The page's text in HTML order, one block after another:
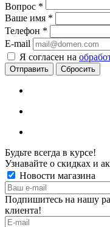
Вопрос *
Ваше имя *
Телефон *
E-mail
Я согласен на
Сбросить
Будьте всегда в курсе!
Узнавайте о скидках и
Новости магазина
Подпишитесь на нашу
клиента!